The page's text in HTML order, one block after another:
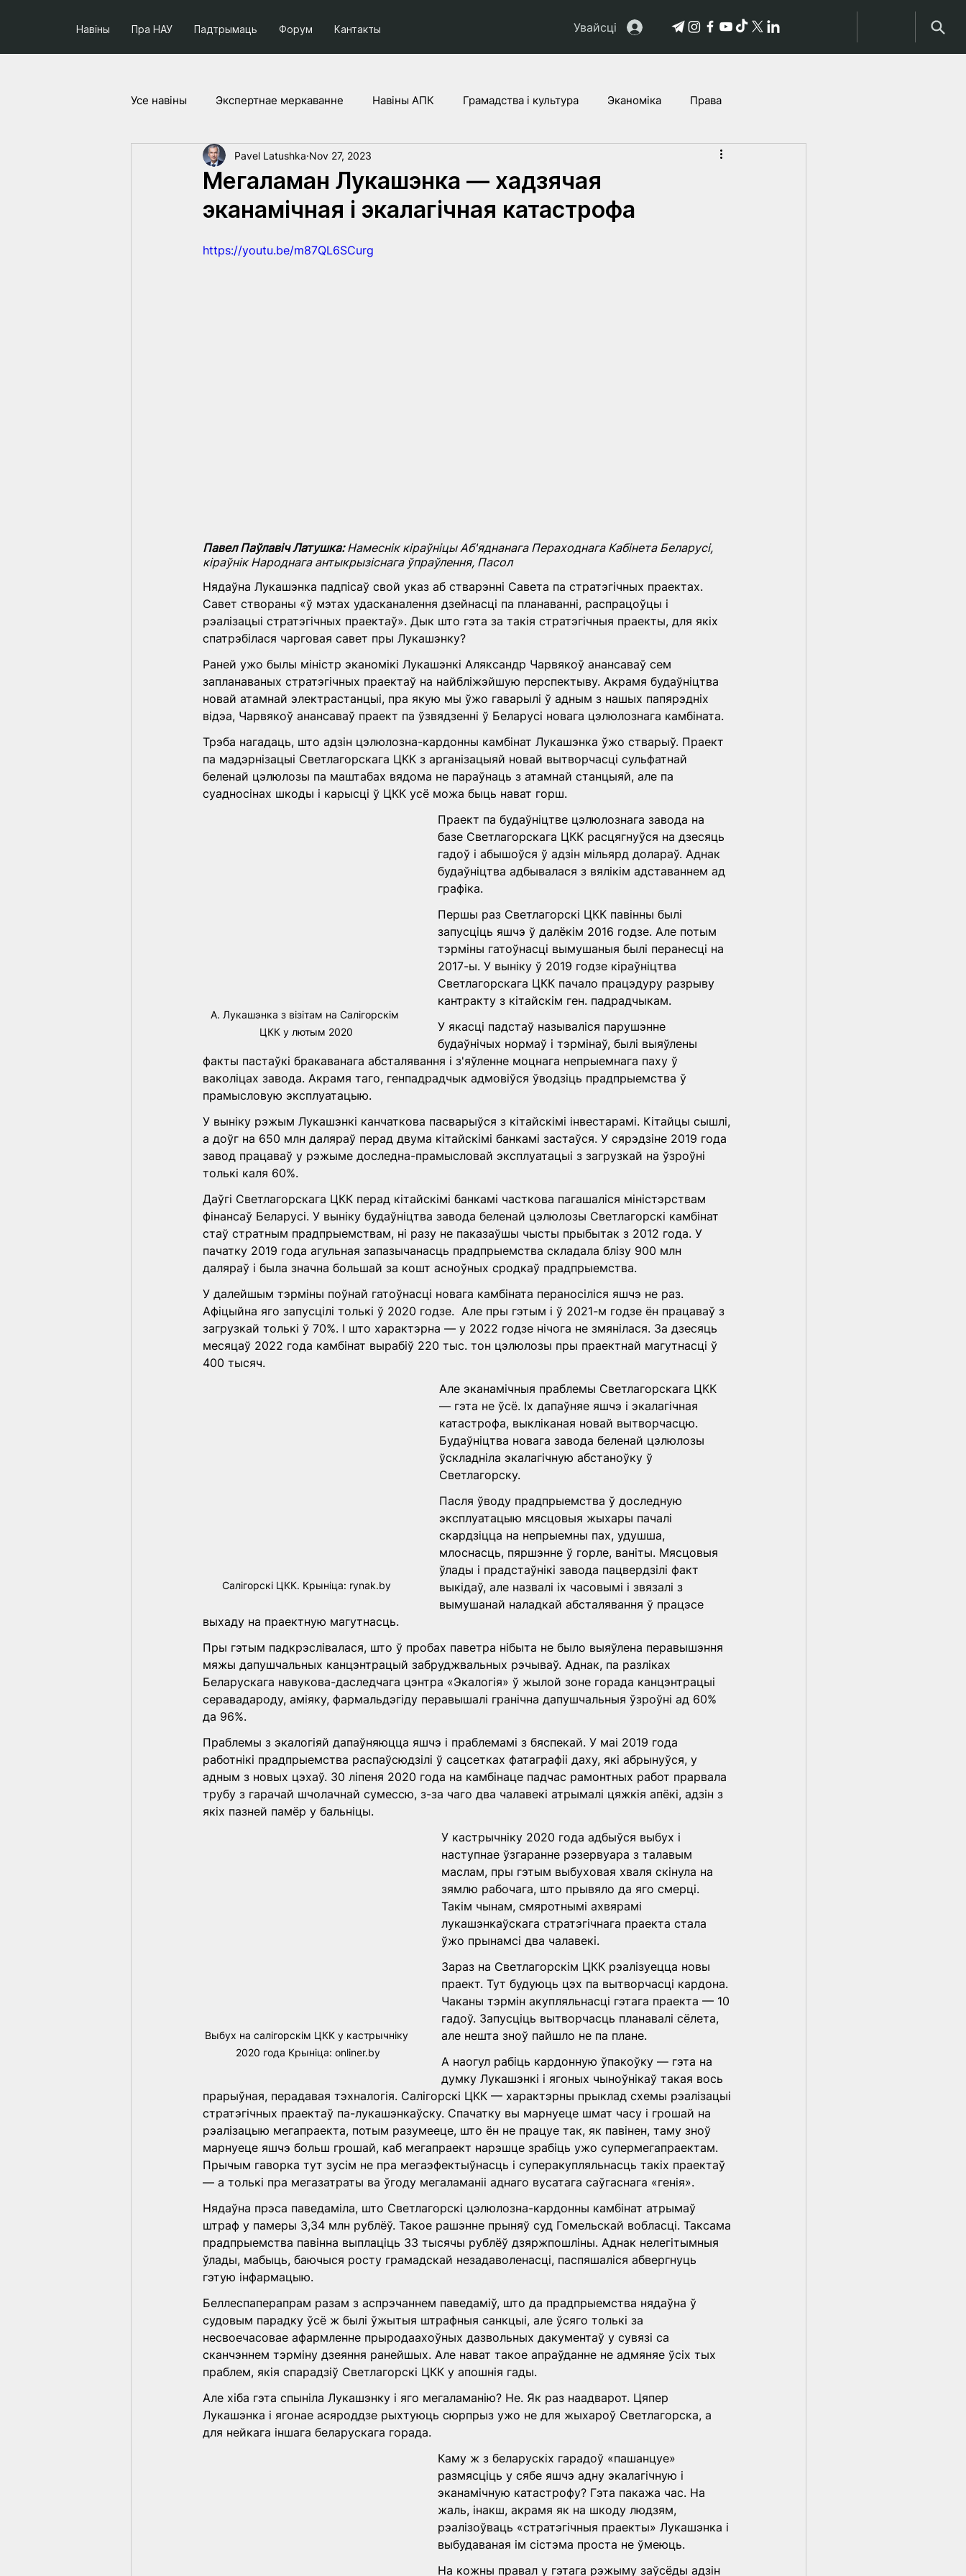
Навіны Пра НАУ Падтрымаць Форум Кантакты Увайсці
Усе навiны Экспертнае меркаванне Навіны АПК Грамадства і культура Эканоміка Права
Соцыум і палітыка Праекты НАУ Гісторыі пацярпелых
Мегаламан Лукашэнка — хадзячая
эканамічная і экалагічная катастрофа
Pavel Latushka Nov 27, 2023
https://youtu.be/m87QL6SCurg
Павел Паўлавіч Латушка: Намеснік кіраўніцы Аб'яднанага Пераходнага Кабінета Беларусі,
кіраўнік Народнага антыкрызіснага ўпраўлення, Пасол
Нядаўна Лукашэнка падпісаў свой указ аб стварэнні Савета па стратэгічных праектах.
Савет створаны «ў мэтах удасканалення дзейнасці па планаванні, распрацоўцы і
рэалізацыі стратэгічных праектаў». Дык што гэта за такія стратэгічныя праекты, для якіх
спатрэбілася чарговая савет пры Лукашэнку?
Раней ужо былы міністр эканомікі Лукашэнкі Аляксандр Чарвякоў анансаваў сем
запланаваных стратэгічных праектаў на найбліжэйшую перспектыву. Акрамя будаўніцтва
новай атамнай электрастанцыі, пра якую мы ўжо гаварылі ў адным з нашых папярэдніх
відэа, Чарвякоў анансаваў праект па ўзвядзенні ў Беларусі новага цэлюлознага камбіната.
Трэба нагадаць, што адзін цэлюлозна-кардонны камбінат Лукашэнка ўжо стварыў. Праект
па мадэрнізацыі Светлагорскага ЦКК з арганізацыяй новай вытворчасці сульфатнай
беленай цэлюлозы па маштабах вядома не параўнаць з атамнай станцыяй, але па
суадносінах шкоды і карысці ў ЦКК усё можа быць нават горш.
А. Лукашэнка з візітам на Салігорскім
ЦКК у лютым 2020
Праект па будаўніцтве цэлюлознага завода на
базе Светлагорскага ЦКК расцягнуўся на дзесяць
гадоў і абышоўся ў адзін мільярд долараў. Аднак
будаўніцтва адбывалася з вялікім адставаннем ад
графіка.
Першы раз Светлагорскі ЦКК павінны былі
запусціць яшчэ ў далёкім 2016 годзе. Але потым
тэрміны гатоўнасці вымушаныя былі перанесці на
2017-ы. У выніку ў 2019 годзе кіраўніцтва
Светлагорскага ЦКК пачало працэдуру разрыву
кантракту з кітайскім ген. падрадчыкам.
У якасці падстаў называліся парушэнне
будаўнічых нормаў і тэрмінаў, былі выяўлены
факты пастаўкі бракаванага абсталявання і з'яўленне моцнага непрыемнага паху ў
ваколіцах завода. Акрамя таго, генпадрадчык адмовіўся ўводзіць прадпрыемства ў
прамысловую эксплуатацыю.
У выніку рэжым Лукашэнкі канчаткова пасварыўся з кітайскімі інвестарамі. Кітайцы сышлі,
а доўг на 650 млн даляраў перад двума кітайскімі банкамі застаўся. У сярэдзіне 2019 года
завод працаваў у рэжыме доследна-прамысловай эксплуатацыі з загрузкай на ўзроўні
толькі каля 60%.
Даўгі Светлагорскага ЦКК перад кітайскімі банкамі часткова пагашаліся міністэрствам
фінансаў Беларусі. У выніку будаўніцтва завода беленай цэлюлозы Светлагорскі камбінат
стаў стратным прадпрыемствам, ні разу не паказаўшы чысты прыбытак з 2012 года. У
пачатку 2019 года агульная запазычанасць прадпрыемства складала блізу 900 млн
даляраў і была значна большай за кошт асноўных сродкаў прадпрыемства.
У далейшым тэрміны поўнай гатоўнасці новага камбіната пераносіліся яшчэ не раз.
Афіцыйна яго запусцілі толькі ў 2020 годзе.  Але пры гэтым і ў 2021-м годзе ён працаваў з
загрузкай толькі ў 70%. І што характэрна — у 2022 годзе нічога не змянілася. За дзесяць
месяцаў 2022 года камбінат вырабіў 220 тыс. тон цэлюлозы пры праектнай магутнасці ў
400 тысяч.
Салігорскі ЦКК. Крыніца: rynak.by
Але эканамічныя праблемы Светлагорскага ЦКК
— гэта не ўсё. Іх дапаўняе яшчэ і экалагічная
катастрофа, выкліканая новай вытворчасцю.
Будаўніцтва новага завода беленай цэлюлозы
ўскладніла экалагічную абстаноўку ў
Светлагорску.
Пасля ўводу прадпрыемства ў доследную
эксплуатацыю мясцовыя жыхары пачалі
скардзіцца на непрыемны пах, удушша,
млоснасць, пяршэнне ў горле, ваніты. Мясцовыя
ўлады і прадстаўнікі завода пацвердзілі факт
выкідаў, але назвалі іх часовымі і звязалі з
вымушанай наладкай абсталявання ў працэсе
выхаду на праектную магутнасць.
Пры гэтым падкрэслівалася, што ў пробах паветра нібыта не было выяўлена перавышэння
мяжы дапушчальных канцэнтрацый забруджвальных рэчываў. Аднак, па разліках
Беларускага навукова-даследчага цэнтра «Экалогія» ў жылой зоне горада канцэнтрацыі
серавадароду, аміяку, фармальдэгіду перавышалі гранічна дапушчальныя ўзроўні ад 60%
да 96%.
Праблемы з экалогіяй дапаўняюцца яшчэ і праблемамі з бяспекай. У маі 2019 года
работнікі прадпрыемства распаўсюдзілі ў сацсетках фатаграфіі даху, які абрынуўся, у
адным з новых цэхаў. 30 ліпеня 2020 года на камбінаце падчас рамонтных работ прарвала
трубу з гарачай шчолачнай сумессю, з-за чаго два чалавекі атрымалі цяжкія апёкі, адзін з
якіх пазней памёр у бальніцы.
Выбух на салігорскім ЦКК у кастрычніку
2020 года Крыніца: onliner.by
У кастрычніку 2020 года адбыўся выбух і
наступнае ўзгаранне рэзервуара з талавым
маслам, пры гэтым выбуховая хваля скінула на
зямлю рабочага, што прывяло да яго смерці.
Такім чынам, смяротнымі ахвярамі
лукашэнкаўскага стратэгічнага праекта стала
ўжо прынамсі два чалавекі.
Зараз на Светлагорскім ЦКК рэалізуецца новы
праект. Тут будуюць цэх па вытворчасці кардона.
Чаканы тэрмін акупляльнасці гэтага праекта — 10
гадоў. Запусціць вытворчасць планавалі сёлета,
але нешта зноў пайшло не па плане.
А наогул рабіць кардонную ўпакоўку — гэта на
думку Лукашэнкі і ягоных чыноўнікаў такая вось
прарыўная, перадавая тэхналогія. Салігорскі ЦКК — характэрны прыклад схемы рэалізацыі
стратэгічных праектаў па-лукашэнкаўску. Спачатку вы марнуеце шмат часу і грошай на
рэалізацыю мегапраекта, потым разумееце, што ён не працуе так, як павінен, таму зноў
марнуеце яшчэ больш грошай, каб мегапраект нарэшце зрабіць ужо супермегапраектам.
Прычым гаворка тут зусім не пра мегаэфектыўнасць і суперакупляльнасць такіх праектаў
— а толькі пра мегазатраты ва ўгоду мегаламаніі аднаго вусатага саўгаснага «генія».
Нядаўна прэса паведаміла, што Светлагорскі цэлюлозна-кардонны камбінат атрымаў
штраф у памеры 3,34 млн рублёў. Такое рашэнне прыняў суд Гомельскай вобласці. Таксама
прадпрыемства павінна выплаціць 33 тысячы рублёў дзяржпошліны. Аднак нелегітымныя
ўлады, мабыць, баючыся росту грамадскай незадаволенасці, паспяшаліся абвергнуць
гэтую інфармацыю.
Беллеспаперапрам разам з аспрэчаннем паведаміў, што да прадпрыемства нядаўна ў
судовым парадку ўсё ж былі ўжытыя штрафныя санкцыі, але ўсяго толькі за
несвоечасовае афармленне прыродаахоўных дазвольных дакументаў у сувязі са
сканчэннем тэрміну дзеяння ранейшых. Але нават такое апраўданне не адмяняе ўсіх тых
праблем, якія спарадзіў Светлагорскі ЦКК у апошнія гады.
Але хіба гэта спыніла Лукашэнку і яго мегаламанію? Не. Як раз наадварот. Цяпер
Лукашэнка і ягонае асяроддзе рыхтуюць сюрпрыз ужо не для жыхароў Светлагорска, а
для нейкага іншага беларускага горада.
Каму ж з беларускіх гарадоў «пашанцуе»
размясціць у сябе яшчэ адну экалагічную і
эканамічную катастрофу? Гэта пакажа час. На
жаль, інакш, акрамя як на шкоду людзям,
рэалізоўваць «стратэгічныя праекты» Лукашэнка і
выбудаваная ім сістэма проста не ўмеюць.
На кожны правал у гэтага рэжыму заўсёды адзін